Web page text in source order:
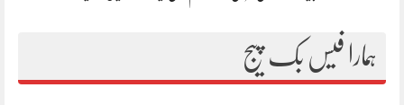
ہمارا فیس بک پیج